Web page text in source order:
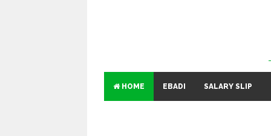
HOME EBADI SALARY SLIP